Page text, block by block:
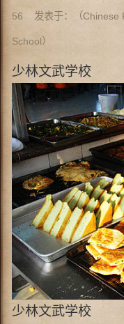
56 发表于：（Chinese
School）
少林文武学校
少林文武学校